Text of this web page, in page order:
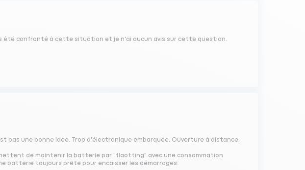
été confronté à cette situation et je n'ai aucun avis sur cette question.
pas une bonne idée. Trop d'électronique embarquée. Ouverture à distance,
de maintenir la batterie par "flaotting" avec une consommation
batterie toujours prête pour encaisser les démarrages.